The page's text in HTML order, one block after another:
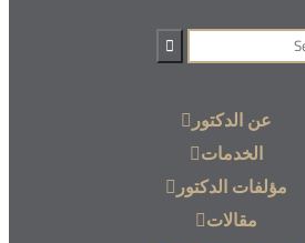
عن الدكتور
الخدمات
مؤلفات الدكتور
مقالات